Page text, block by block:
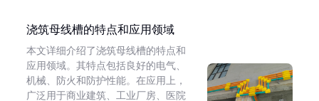
浇筑母线槽的特点和应用领域
本文详细介绍了浇筑母线槽的特点和
应用领域。其特点包括良好的电气、
机械、防火和防护性能。在应用上，
广泛用于商业建筑、工业厂房、医院